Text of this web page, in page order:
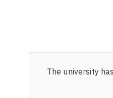
The university